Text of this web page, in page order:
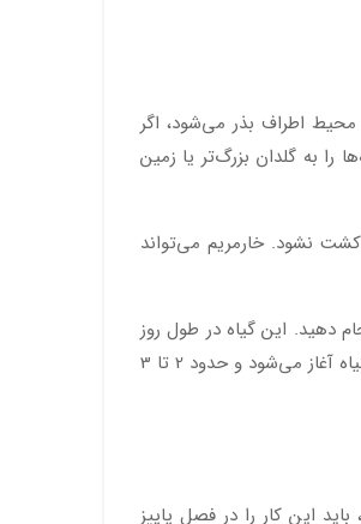
محیط اطراف بذر می‌شود، اگر
بذرها به حدود 5 سانتی‌متر رسید، می‌توانید جوانه‌ها را به گلدان بزرگ‌تر یا زمین
نشود. خارمریم می‌تواند
دهید. این گیاه در طول روز
به حدود 6 تا 8 ساعت نور آفتاب نیاز دارد، پس بهتر است آن را در محیط‌های سایه نکارید. اگر بذر را در فصل بهار بکارید، در اردیبهشت تا خرداد گل‌دهی گیاه آغاز می‌شود و حدود 2 تا 3
این کار را در فصل پاییز